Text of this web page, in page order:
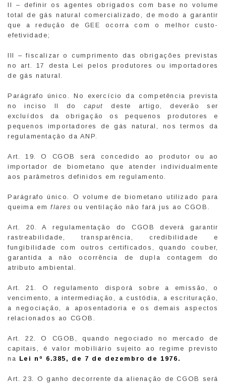
II – definir os agentes obrigados com base no volume
total de gás natural comercializado, de modo a garantir
que a redução de GEE ocorra com o melhor custo-
efetividade;
III – fiscalizar o cumprimento das obrigações previstas
no art. 17 desta Lei pelos produtores ou importadores
de gás natural.
Parágrafo único. No exercício da competência prevista
no inciso II do caput deste artigo, deverão ser
excluídos da obrigação os pequenos produtores e
pequenos importadores de gás natural, nos termos da
regulamentação da ANP.
Art. 19. O CGOB será concedido ao produtor ou ao
importador de biometano que atender individualmente
aos parâmetros definidos em regulamento.
Parágrafo único. O volume de biometano utilizado para
queima em flares ou ventilação não fará jus ao CGOB.
Art. 20. A regulamentação do CGOB deverá garantir
rastreabilidade, transparência, credibilidade e
fungibilidade com outros certificados, quando couber,
garantida a não ocorrência de dupla contagem do
atributo ambiental.
Art. 21. O regulamento disporá sobre a emissão, o
vencimento, a intermediação, a custódia, a escrituração,
a negociação, a aposentadoria e os demais aspectos
relacionados ao CGOB.
Art. 22. O CGOB, quando negociado no mercado de
capitais, é valor mobiliário sujeito ao regime previsto
na Lei nº 6.385, de 7 de dezembro de 1976.
Art. 23. O ganho decorrente da alienação de CGOB será